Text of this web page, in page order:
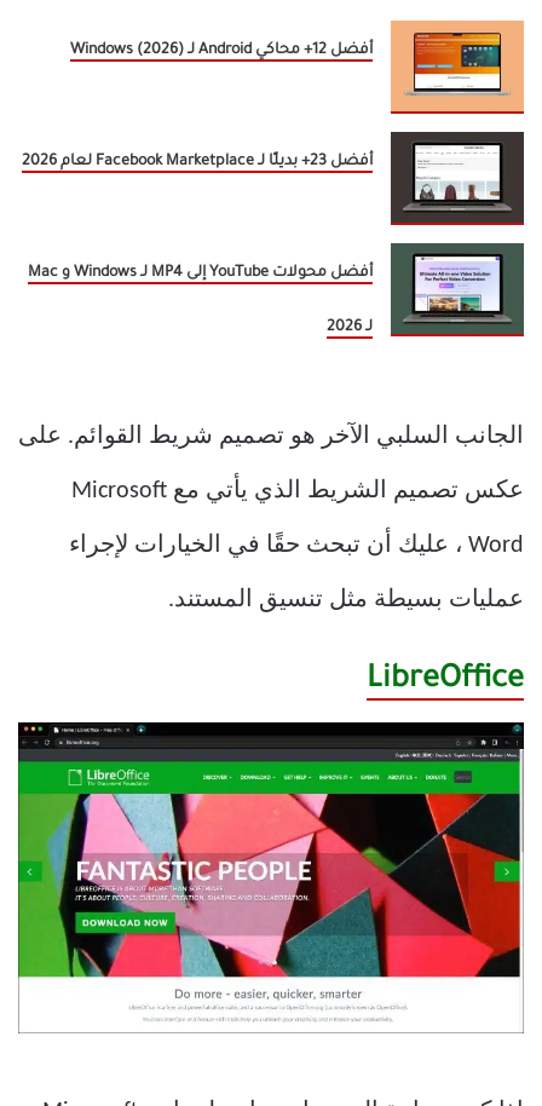
أفضل 12+ محاكي Android لـ Windows (2026)
أفضل 23+ بديلًا لـ Facebook Marketplace لعام 2026
أفضل محولات YouTube إلى MP4 لـ Windows و Mac
لـ 2026
الجانب السلبي الآخر هو تصميم شريط القوائم. على
عكس تصميم الشريط الذي يأتي مع Microsoft
Word ، عليك أن تبحث حقًا في الخيارات لإجراء
عمليات بسيطة مثل تنسيق المستند.
LibreOffice